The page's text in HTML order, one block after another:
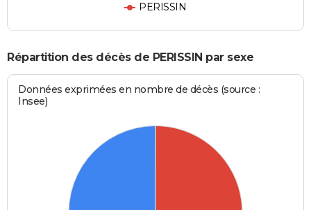
PERISSIN
Répartition des décès de PERISSIN par sexe
Données exprimées en nombre de décès (source :
Insee)